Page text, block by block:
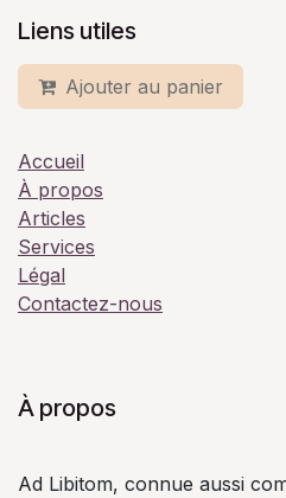
Liens utiles
Ajouter au panier
Accueil
À propos
Articles
Services
Légal
Contactez-nous
À propos
Ad Libitom, connue aussi